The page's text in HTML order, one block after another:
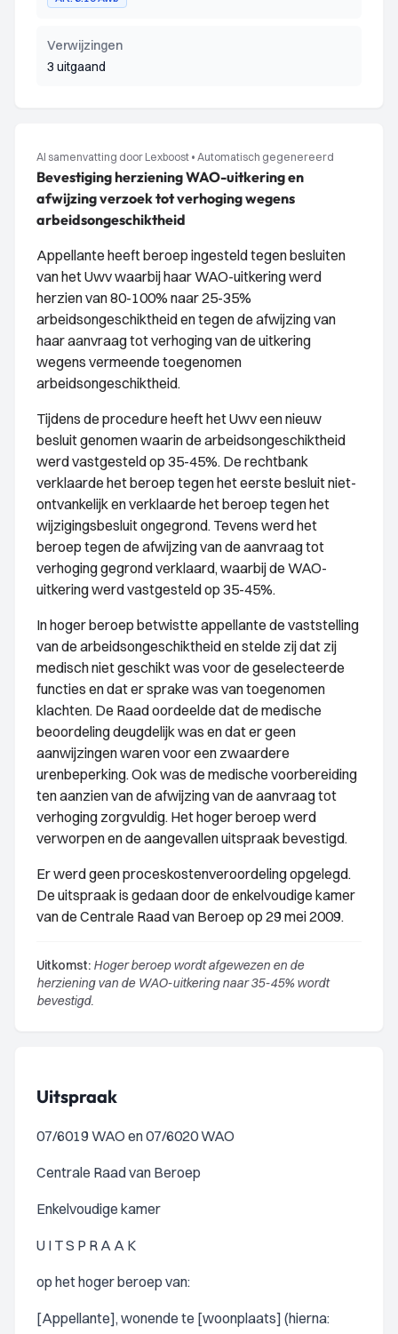
Verwijzingen
3 uitgaand
AI samenvatting door Lexboost • Automatisch gegenereerd
Bevestiging herziening WAO-uitkering en
afwijzing verzoek tot verhoging wegens
arbeidsongeschiktheid
Appellante heeft beroep ingesteld tegen besluiten
van het Uwv waarbij haar WAO-uitkering werd
herzien van 80-100% naar 25-35%
arbeidsongeschiktheid en tegen de afwijzing van
haar aanvraag tot verhoging van de uitkering
wegens vermeende toegenomen
arbeidsongeschiktheid.
Tijdens de procedure heeft het Uwv een nieuw
besluit genomen waarin de arbeidsongeschiktheid
werd vastgesteld op 35-45%. De rechtbank
verklaarde het beroep tegen het eerste besluit niet-
ontvankelijk en verklaarde het beroep tegen het
wijzigingsbesluit ongegrond. Tevens werd het
beroep tegen de afwijzing van de aanvraag tot
verhoging gegrond verklaard, waarbij de WAO-
uitkering werd vastgesteld op 35-45%.
In hoger beroep betwistte appellante de vaststelling
van de arbeidsongeschiktheid en stelde zij dat zij
medisch niet geschikt was voor de geselecteerde
functies en dat er sprake was van toegenomen
klachten. De Raad oordeelde dat de medische
beoordeling deugdelijk was en dat er geen
aanwijzingen waren voor een zwaardere
urenbeperking. Ook was de medische voorbereiding
ten aanzien van de afwijzing van de aanvraag tot
verhoging zorgvuldig. Het hoger beroep werd
verworpen en de aangevallen uitspraak bevestigd.
Er werd geen proceskostenveroordeling opgelegd.
De uitspraak is gedaan door de enkelvoudige kamer
van de Centrale Raad van Beroep op 29 mei 2009.
Uitkomst: Hoger beroep wordt afgewezen en de
herziening van de WAO-uitkering naar 35-45% wordt
bevestigd.
Uitspraak
07/6019 WAO en 07/6020 WAO
Centrale Raad van Beroep
Enkelvoudige kamer
U I T S P R A A K
op het hoger beroep van:
[Appellante], wonende te [woonplaats] (hierna: